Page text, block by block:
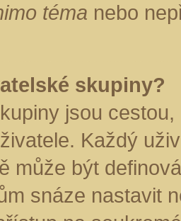
téma nebo
skupiny?
jsou
Každý
může být
snáze nastavit